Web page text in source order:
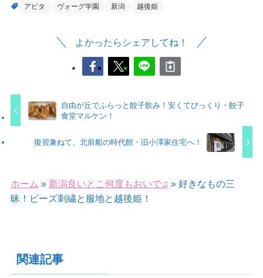
アピタ
ヴォーグ学園 新潟 越後姫
よかったらシェアしてね！
自由が丘でふらっと餃子飲み！安くてびっくり・餃子
食堂マルケン！
復習兼ねて、北前船の時代館・旧小澤家住宅へ！
ホーム » 新潟良いとこ何度もおいで♫ »好きなもの三
昧！ビーズ刺繍と服地と越後姫！
関連記事